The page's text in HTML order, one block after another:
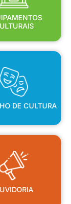
DE CULTURA
DE CULTURA